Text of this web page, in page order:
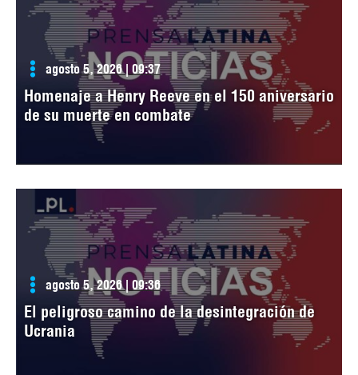
agosto 5, 2026 | 09:37
Homenaje a Henry Reeve en el 150 aniversario
de su muerte en combate
agosto 5, 2026 | 09:36
El peligroso camino de la desintegración de
Ucrania